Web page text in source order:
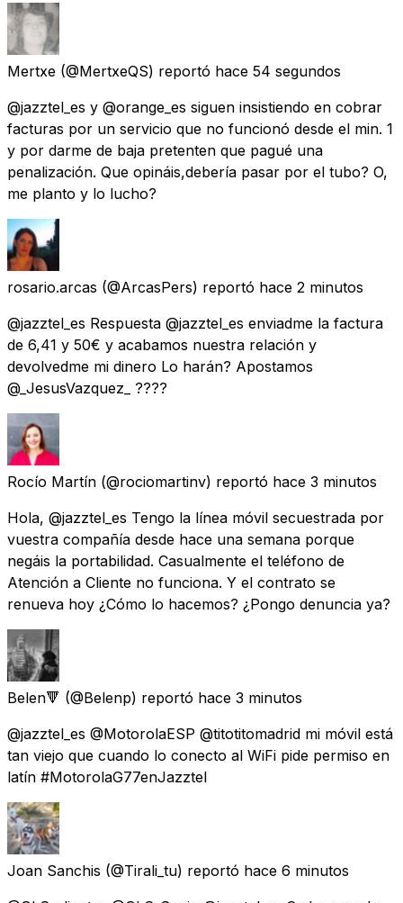
Mertxe (@MertxeQS) reportó hace 54 segundos
@jazztel_es y @orange_es siguen insistiendo en cobrar
facturas por un servicio que no funcionó desde el min. 1
y por darme de baja pretenten que pagué una
penalización. Que opináis,debería pasar por el tubo? O,
me planto y lo lucho?
rosario.arcas (@ArcasPers) reportó hace 2 minutos
@jazztel_es Respuesta @jazztel_es enviadme la factura
de 6,41 y 50€ y acabamos nuestra relación y
devolvedme mi dinero Lo harán? Apostamos
@_JesusVazquez_ ????
Rocío Martín (@rociomartinv) reportó hace 3 minutos
Hola, @jazztel_es Tengo la línea móvil secuestrada por
vuestra compañía desde hace una semana porque
negáis la portabilidad. Casualmente el teléfono de
Atención a Cliente no funciona. Y el contrato se
renueva hoy ¿Cómo lo hacemos? ¿Pongo denuncia ya?
Belen🔻 (@Belenp) reportó hace 3 minutos
@jazztel_es @MotorolaESP @titotitomadrid mi móvil está
tan viejo que cuando lo conecto al WiFi pide permiso en
latín #MotorolaG77enJazztel
Joan Sanchis (@Tirali_tu) reportó hace 6 minutos